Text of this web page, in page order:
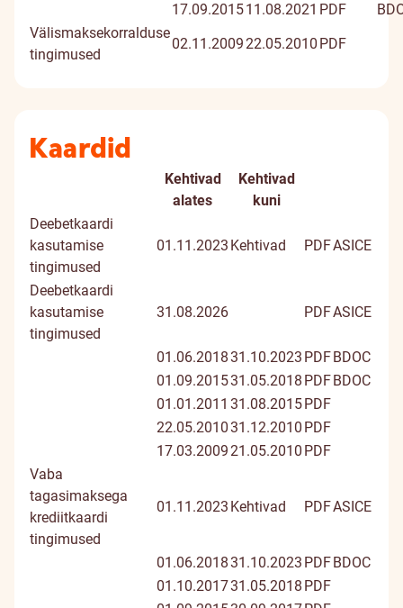
17.09.201511.08.2021 PDF
Välismaksekorralduse
tingimused
02.11.200922.05.2010 PDF
Kaardid
pealkiri
Kehtivad
alates
Kehtivad
kuni
Deebetkaardi
kasutamise
tingimused
01.11.2023 Kehtivad PDFASICE
Deebetkaardi
kasutamise
tingimused
31.08.2026 PDFASICE
01.06.201831.10.2023 PDFBDOC
01.09.201531.05.2018 PDFBDOC
01.01.2011 31.08.2015PDF
22.05.201031.12.2010 PDF
17.03.200921.05.2010 PDF
Vaba
tagasimaksega
krediitkaardi
tingimused
01.11.2023 Kehtivad PDFASICE
01.06.201831.10.2023 PDFBDOC
01.10.201731.05.2018 PDF